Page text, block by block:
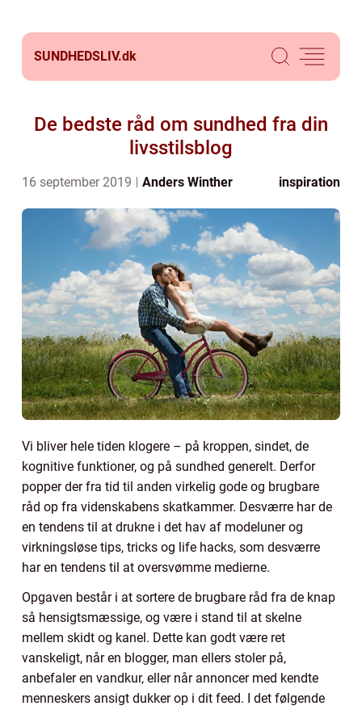
SUNDHEDSLIV.dk
De bedste råd om sundhed fra din
livsstilsblog
16 september 2019 Anders Winther inspiration
Vi bliver hele tiden klogere – på kroppen, sindet, de
kognitive funktioner, og på sundhed generelt. Derfor
popper der fra tid til anden virkelig gode og brugbare
råd op fra videnskabens skatkammer. Desværre har de
en tendens til at drukne i det hav af modeluner og
virkningsløse tips, tricks og life hacks, som desværre
har en tendens til at oversvømme medierne.
Opgaven består i at sortere de brugbare råd fra de knap
så hensigtsmæssige, og være i stand til at skelne
mellem skidt og kanel. Dette kan godt være ret
vanskeligt, når en blogger, man ellers stoler på,
anbefaler en vandkur, eller når annoncer med kendte
menneskers ansigt dukker op i dit feed. I det følgende